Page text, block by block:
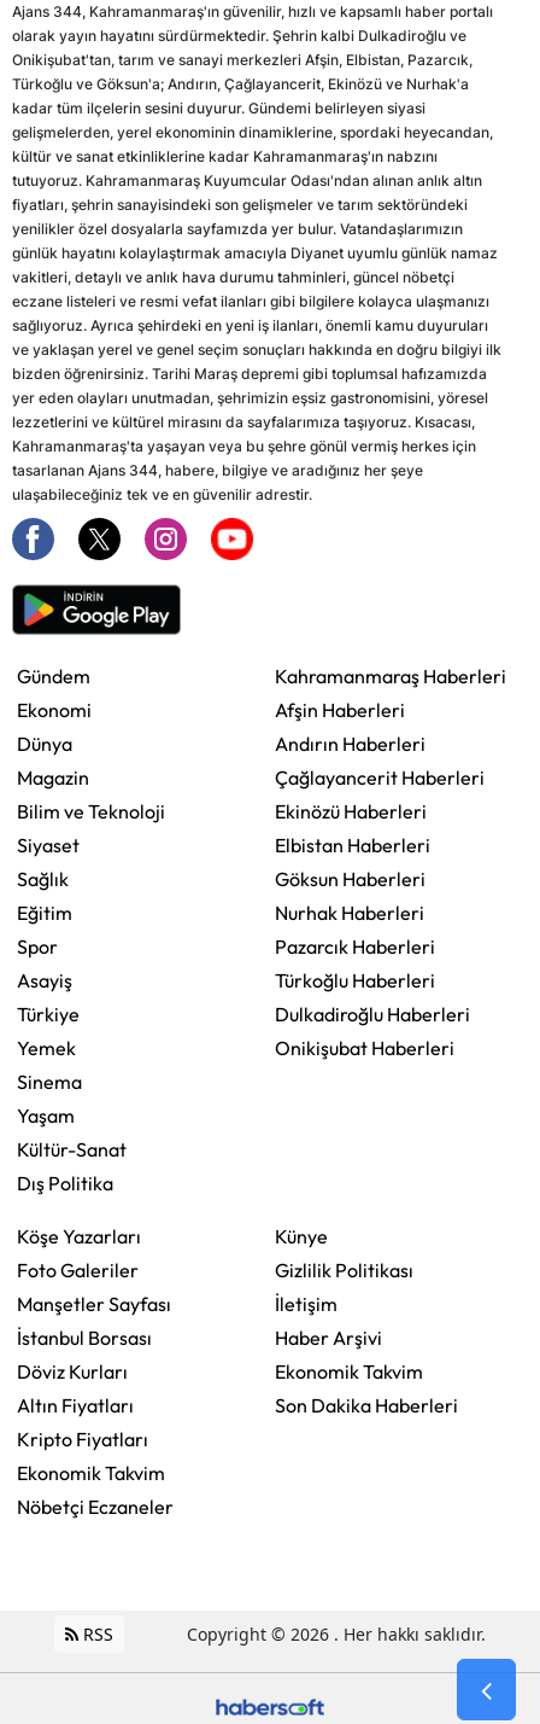
Ajans 344, Kahramanmaraş'ın güvenilir, hızlı ve kapsamlı haber portalı
olarak yayın hayatını sürdürmektedir. Şehrin kalbi Dulkadiroğlu ve
Onikişubat'tan, tarım ve sanayi merkezleri Afşin, Elbistan, Pazarcık,
Türkoğlu ve Göksun'a; Andırın, Çağlayancerit, Ekinözü ve Nurhak'a
kadar tüm ilçelerin sesini duyurur. Gündemi belirleyen siyasi
gelişmelerden, yerel ekonominin dinamiklerine, spordaki heyecandan,
kültür ve sanat etkinliklerine kadar Kahramanmaraş'ın nabzını
tutuyoruz. Kahramanmaraş Kuyumcular Odası'ndan alınan anlık altın
fiyatları, şehrin sanayisindeki son gelişmeler ve tarım sektöründeki
yenilikler özel dosyalarla sayfamızda yer bulur. Vatandaşlarımızın
günlük hayatını kolaylaştırmak amacıyla Diyanet uyumlu günlük namaz
vakitleri, detaylı ve anlık hava durumu tahminleri, güncel nöbetçi
eczane listeleri ve resmi vefat ilanları gibi bilgilere kolayca ulaşmanızı
sağlıyoruz. Ayrıca şehirdeki en yeni iş ilanları, önemli kamu duyuruları
ve yaklaşan yerel ve genel seçim sonuçları hakkında en doğru bilgiyi ilk
bizden öğrenirsiniz. Tarihi Maraş depremi gibi toplumsal hafızamızda
yer eden olayları unutmadan, şehrimizin eşsiz gastronomisini, yöresel
lezzetlerini ve kültürel mirasını da sayfalarımıza taşıyoruz. Kısacası,
Kahramanmaraş'ta yaşayan veya bu şehre gönül vermiş herkes için
tasarlanan Ajans 344, habere, bilgiye ve aradığınız her şeye
ulaşabileceğiniz tek ve en güvenilir adrestir.
Gündem
Ekonomi
Dünya
Magazin
Bilim ve Teknoloji
Siyaset
Sağlık
Eğitim
Spor
Asayiş
Türkiye
Yemek
Sinema
Yaşam
Kültür-Sanat
Dış Politika
Kahramanmaraş Haberleri
Afşin Haberleri
Andırın Haberleri
Çağlayancerit Haberleri
Ekinözü Haberleri
Elbistan Haberleri
Göksun Haberleri
Nurhak Haberleri
Pazarcık Haberleri
Türkoğlu Haberleri
Dulkadiroğlu Haberleri
Onikişubat Haberleri
Köşe Yazarları
Foto Galeriler
Manşetler Sayfası
İstanbul Borsası
Döviz Kurları
Altın Fiyatları
Kripto Fiyatları
Ekonomik Takvim
Nöbetçi Eczaneler
Künye
Gizlilik Politikası
İletişim
Haber Arşivi
Ekonomik Takvim
Son Dakika Haberleri
RSS Copyright © 2026 . Her hakkı saklıdır.